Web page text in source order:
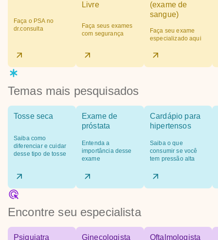
Faça o PSA no
dr.consulta
Livre
Faça seus exames
com segurança
(exame de
sangue)
Faça seu exame
especializado aqui
Temas mais pesquisados
Tosse seca
Saiba como
diferenciar e cuidar
desse tipo de tosse
Exame de
próstata
Entenda a
importância desse
exame
Cardápio para
hipertensos
Saiba o que
consumir se você
tem pressão alta
Encontre seu especialista
Psiquiatra Ginecologista Oftalmologista